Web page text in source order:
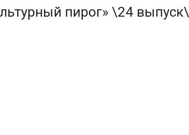
пирог» \24 выпуск\